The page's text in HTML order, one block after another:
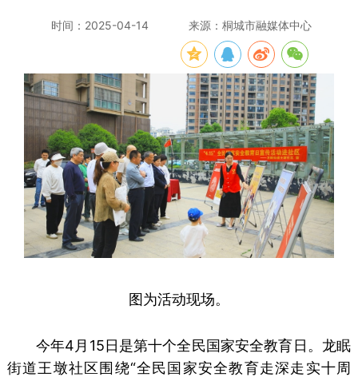
时间：2025-04-14 来源：桐城市融媒体中心
图为活动现场。
今年4月15日是第十个全民国家安全教育日。龙眠
街道王墩社区围绕“全民国家安全教育走深走实十周